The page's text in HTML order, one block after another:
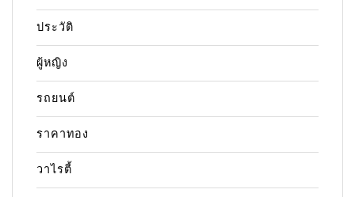
ประวัติ
ผู้หญิง
รถยนต์
ราคาทอง
วาไรตี้